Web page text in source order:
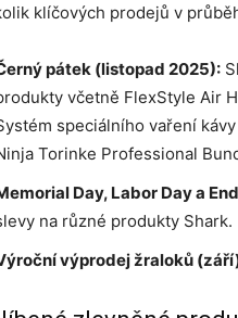
klíčových prodejů v
pátek (listopad 2025):
včetně FlexStyle Air
speciálního vaření
Torinke Professional
Day, Labor Day a
na různé produkty Shark.
výprodej žraloků